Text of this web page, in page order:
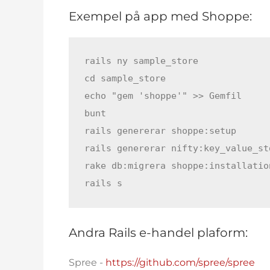
Exempel på app med Shoppe:
rails ny sample_store
cd sample_store
echo "gem 'shoppe'" >> Gemfil
bunt
rails genererar shoppe:setup
rails genererar
rake db:migrera
rails s
Andra Rails e-handel plaform:
Spree - https://github.com/spree/spree